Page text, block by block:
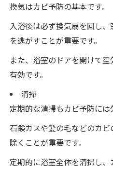
換気はカビ予防の基本です。
入浴後は必ず換気扇を回し
を逃がすことが重要です。
また、浴室のドアを開けて
有効です。
清掃
定期的な清掃もカビ予防には
石鹸カスや髪の毛などのカ
除くことが重要です。
定期的に浴室全体を清掃し